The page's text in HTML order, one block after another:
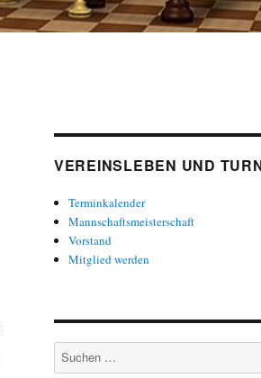
VEREINSLEBEN UND
Terminkalender
Mannschaftsmeisterschaft
Vorstand
Mitglied werden
Suche
nach: